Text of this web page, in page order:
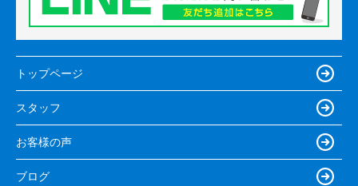
トップページ
スタッフ
お客様の声
ブログ